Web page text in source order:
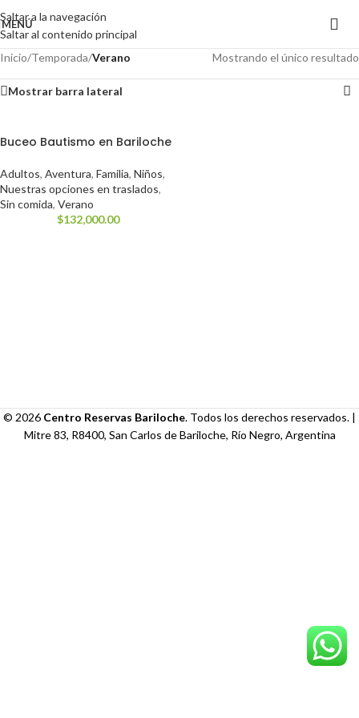
Saltar a la navegación
Saltar al contenido principal
MENÚ
Inicio/Temporada/Verano Mostrando el único resultado
Mostrar barra lateral
Buceo Bautismo en Bariloche
Adultos, Aventura, Familia, Niños,
Nuestras opciones en traslados,
Sin comida, Verano
$132,000.00
© 2026 Centro Reservas Bariloche. Todos los derechos reservados. |
Mitre 83, R8400, San Carlos de Bariloche, Río Negro, Argentina